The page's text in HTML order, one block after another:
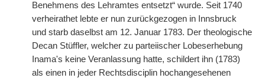
Benehmens des Lehramtes entsetzt“ wurde. Seit 1740
verheirathet lebte er nun zurückgezogen in Innsbruck
und starb daselbst am 12. Januar 1783. Der theologische
Decan Stüffler, welcher zu parteiischer Lobeserhebung
Inama's keine Veranlassung hatte, schildert ihn (1783)
als einen in jeder Rechtsdisciplin hochangesehenen